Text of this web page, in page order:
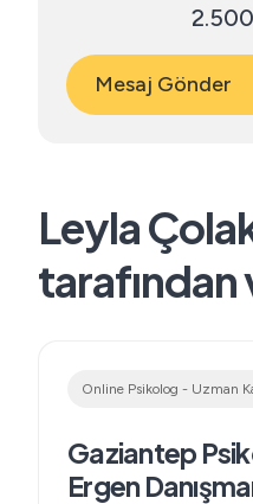
Mesaj Gönder
Leyla
tarafından
Online Psikolog - Uzman
Gaziantep
Ergen